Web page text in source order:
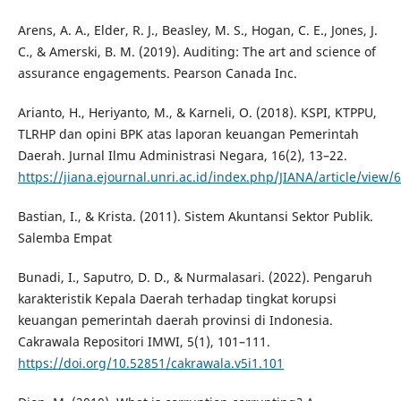
Arens, A. A., Elder, R. J., Beasley, M. S., Hogan, C. E., Jones, J.
C., & Amerski, B. M. (2019). Auditing: The art and science of
assurance engagements. Pearson Canada Inc.
Arianto, H., Heriyanto, M., & Karneli, O. (2018). KSPI, KTPPU,
TLRHP dan opini BPK atas laporan keuangan Pemerintah
Daerah. Jurnal Ilmu Administrasi Negara, 16(2), 13–22.
https://jiana.ejournal.unri.ac.id/index.php/JIANA/article/view/
Bastian, I., & Krista. (2011). Sistem Akuntansi Sektor Publik.
Salemba Empat
Bunadi, I., Saputro, D. D., & Nurmalasari. (2022). Pengaruh
karakteristik Kepala Daerah terhadap tingkat korupsi
keuangan pemerintah daerah provinsi di Indonesia.
Cakrawala Repositori IMWI, 5(1), 101–111.
https://doi.org/10.52851/cakrawala.v5i1.101